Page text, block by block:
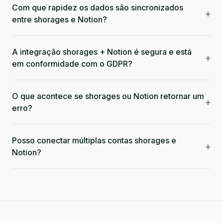
Com que rapidez os dados são sincronizados
entre shorages e Notion?
+
A integração shorages + Notion é segura e está
em conformidade com o GDPR?
+
O que acontece se shorages ou Notion retornar um
erro?
+
Posso conectar múltiplas contas shorages e
Notion?
+